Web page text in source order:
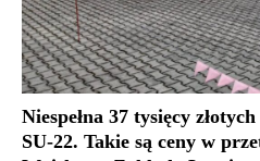
Niespełna 37 tysięcy
SU-22. Takie są ceny w